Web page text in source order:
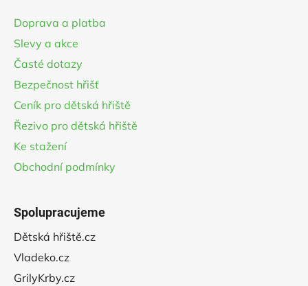
Doprava a platba
Slevy a akce
Časté dotazy
Bezpečnost hřišť
Ceník pro dětská hřiště
Řezivo pro dětská hřiště
Ke stažení
Obchodní podmínky
Spolupracujeme
Dětská hřiště.cz
Vladeko.cz
GrilyKrby.cz